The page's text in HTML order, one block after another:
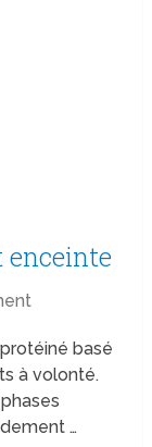
enceinte
basé
à volonté.
…